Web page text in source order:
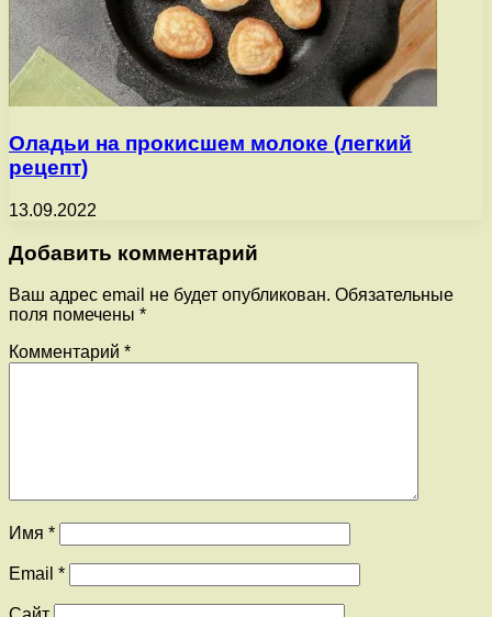
Оладьи на прокисшем молоке (легкий
рецепт)
13.09.2022
Добавить комментарий
Ваш адрес email не будет опубликован. Обязательные
поля помечены *
Комментарий *
Имя *
Email *